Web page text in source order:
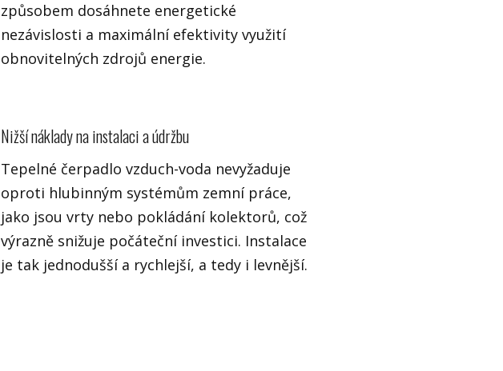
způsobem dosáhnete energetické
nezávislosti a maximální efektivity využití
obnovitelných zdrojů energie.
Nižší náklady na instalaci a údržbu
Tepelné čerpadlo vzduch-voda nevyžaduje
oproti hlubinným systémům zemní práce,
jako jsou vrty nebo pokládání kolektorů, což
výrazně snižuje počáteční investici. Instalace
je tak jednodušší a rychlejší, a tedy i levnější.